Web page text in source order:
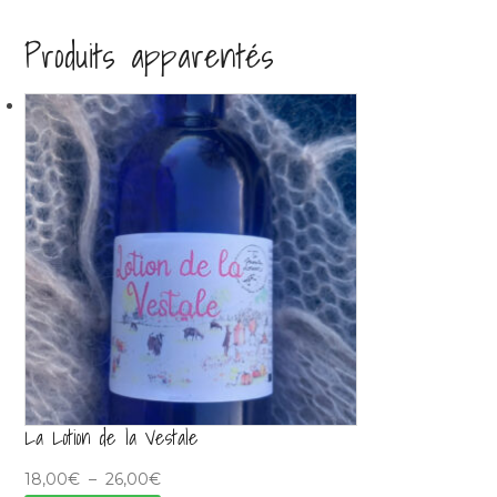
Les
options
peuvent
être
choisies
sur
page
produit
Produits apparentés
La Lotion de la Vestale
18,00€ – 26,00€Plage